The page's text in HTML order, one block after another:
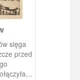
sięga
przed